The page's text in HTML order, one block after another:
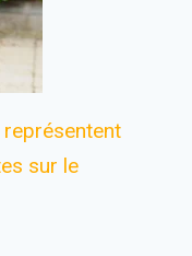
sur le